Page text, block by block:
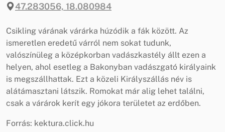
47.283056, 18.080984
Csikling várának várárka húzódik a fák között. Az
ismeretlen eredetű várról nem sokat tudunk,
valószínüleg a középkorban vadászkastély állt ezen a
helyen, ahol esetleg a Bakonyban vadászgató királyaink
is megszállhattak. Ezt a közeli Királyszállás név is
alátámasztani látszik. Romokat már alig lehet találni,
csak a várárok kerít egy jókora területet az erdőben.
Forrás: kektura.click.hu